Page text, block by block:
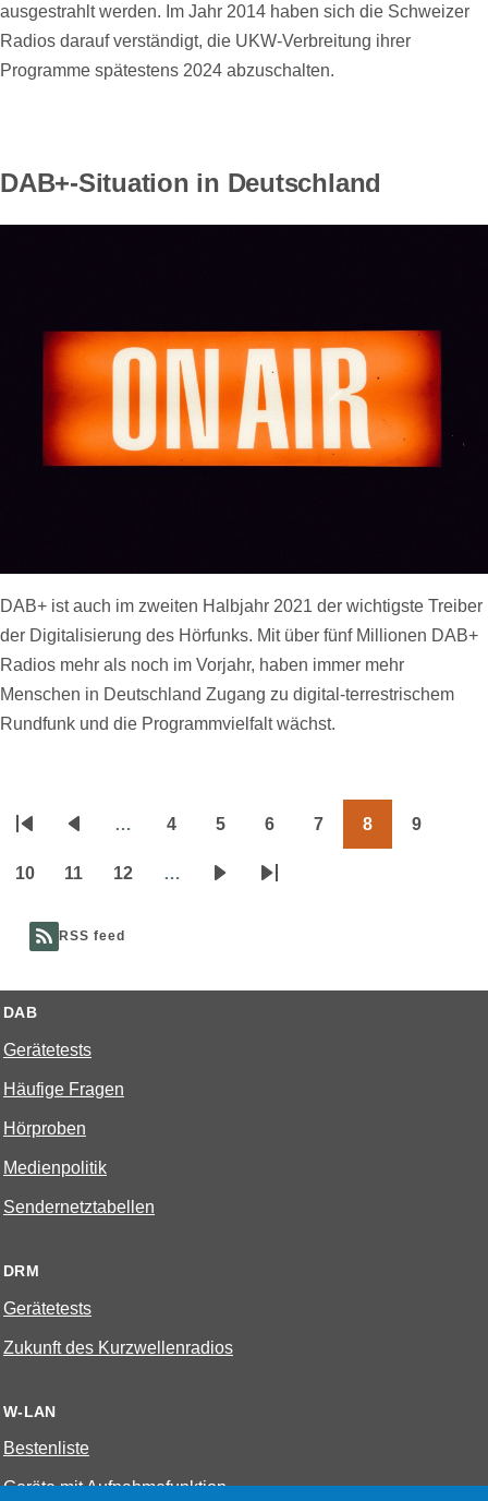
ausgestrahlt werden. Im Jahr 2014 haben sich die Schweizer
Radios darauf verständigt, die UKW-Verbreitung ihrer
Programme spätestens 2024 abzuschalten.
DAB+-Situation in Deutschland
DAB+ ist auch im zweiten Halbjahr 2021 der wichtigste Treiber
der Digitalisierung des Hörfunks. Mit über fünf Millionen DAB+
Radios mehr als noch im Vorjahr, haben immer mehr
Menschen in Deutschland Zugang zu digital-terrestrischem
Rundfunk und die Programmvielfalt wächst.
Seitennummerierung
Seite
Seite
… 4 5 6 7 8 9
10 11 12 …
NächsteLetzte
RSS feed
DAB
Gerätetests
Häufige Fragen
Hörproben
Medienpolitik
Sendernetztabellen
DRM
Gerätetests
Zukunft des Kurzwellenradios
W-LAN
Bestenliste
Geräte mit Aufnahmefunktion